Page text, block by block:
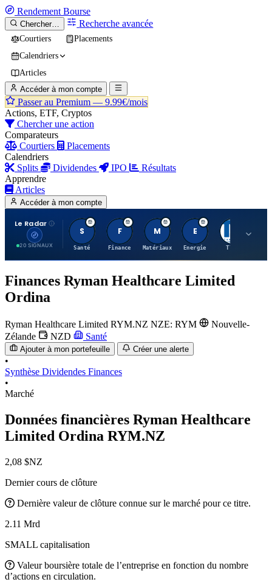
Rendement Bourse
Chercher… Recherche avancée
Courtiers
Placements
Calendriers
Articles
Accéder à mon compte
Passer au Premium — 9.99€/mois
Actions, ETF, Cryptos
Chercher une action
Comparateurs
Courtiers
Placements
Calendriers
Splits
Dividendes IPO
Résultats
Apprendre
Articles
Accéder à mon compte
Le Radar
20 SIGNAUX
S
Santé
F
Finance
M
Matériaux
E
Energie TTWO
Finances Ryman Healthcare Limited
Ordina
Ryman Healthcare Limited RYM.NZ NZE: RYM
Nouvelle-
Zélande
NZD Santé
Ajouter à mon portefeuille Créer une alerte
•
Synthèse Dividendes Finances
•
Marché
Données financières Ryman Healthcare
Limited Ordina RYM.NZ
2,08 $NZ
Dernier cours de clôture
Dernière valeur de clôture connue sur le marché pour ce titre.
2.11 Mrd
SMALL capitalisation
Valeur boursière totale de l’entreprise en fonction du nombre
d’actions en circulation.